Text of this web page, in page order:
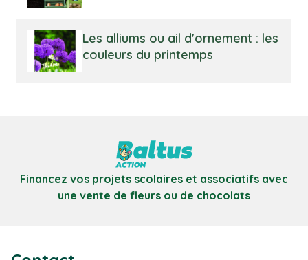
Les alliums ou ail d'ornement : les
couleurs du printemps
Financez vos projets scolaires et associatifs avec
une vente de fleurs ou de chocolats